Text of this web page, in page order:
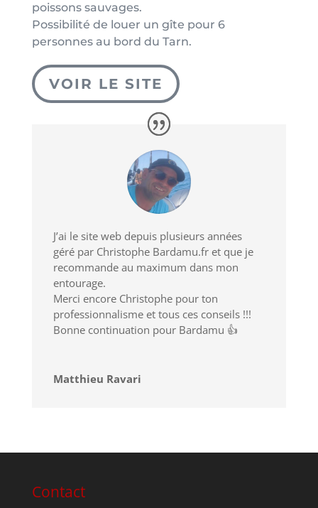
poissons sauvages.
Possibilité de louer un gîte pour 6
personnes au bord du Tarn.
VOIR LE SITE
J’ai le site web depuis plusieurs années
géré par Christophe Bardamu.fr et que je
recommande au maximum dans mon
entourage.
Merci encore Christophe pour ton
professionnalisme et tous ces conseils !!!
Bonne continuation pour Bardamu 👍
Matthieu Ravari
Contact